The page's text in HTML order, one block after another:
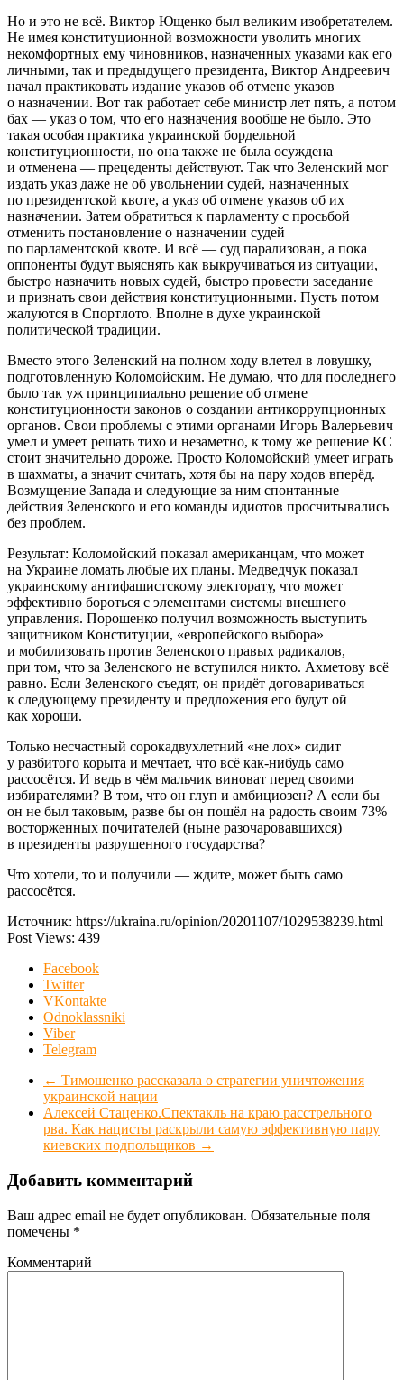
Но и это не всё. Виктор Ющенко был великим изобретателем.
Не имея конституционной возможности уволить многих
некомфортных ему чиновников, назначенных указами как его
личными, так и предыдущего президента, Виктор Андреевич
начал практиковать издание указов об отмене указов
о назначении. Вот так работает себе министр лет пять, а потом
бах — указ о том, что его назначения вообще не было. Это
такая особая практика украинской бордельной
конституционности, но она также не была осуждена
и отменена — прецеденты действуют. Так что Зеленский мог
издать указ даже не об увольнении судей, назначенных
по президентской квоте, а указ об отмене указов об их
назначении. Затем обратиться к парламенту с просьбой
отменить постановление о назначении судей
по парламентской квоте. И всё — суд парализован, а пока
оппоненты будут выяснять как выкручиваться из ситуации,
быстро назначить новых судей, быстро провести заседание
и признать свои действия конституционными. Пусть потом
жалуются в Спортлото. Вполне в духе украинской
политической традиции.
Вместо этого Зеленский на полном ходу влетел в ловушку,
подготовленную Коломойским. Не думаю, что для последнего
было так уж принципиально решение об отмене
конституционности законов о создании антикоррупционных
органов. Свои проблемы с этими органами Игорь Валерьевич
умел и умеет решать тихо и незаметно, к тому же решение КС
стоит значительно дороже. Просто Коломойский умеет играть
в шахматы, а значит считать, хотя бы на пару ходов вперёд.
Возмущение Запада и следующие за ним спонтанные
действия Зеленского и его команды идиотов просчитывались
без проблем.
Результат: Коломойский показал американцам, что может
на Украине ломать любые их планы. Медведчук показал
украинскому антифашистскому электорату, что может
эффективно бороться с элементами системы внешнего
управления. Порошенко получил возможность выступить
защитником Конституции, «европейского выбора»
и мобилизовать против Зеленского правых радикалов,
при том, что за Зеленского не вступился никто. Ахметову всё
равно. Если Зеленского съедят, он придёт договариваться
к следующему президенту и предложения его будут ой
как хороши.
Только несчастный сорокадвухлетний «не лох» сидит
у разбитого корыта и мечтает, что всё как-нибудь само
рассосётся. И ведь в чём мальчик виноват перед своими
избирателями? В том, что он глуп и амбициозен? А если бы
он не был таковым, разве бы он пошёл на радость своим 73%
восторженных почитателей (ныне разочаровавшихся)
в президенты разрушенного государства?
Что хотели, то и получили — ждите, может быть само
рассосётся.
Источник: https://ukraina.ru/opinion/20201107/1029538239.html
Post Views: 439
Facebook
Twitter
VKontakte
Odnoklassniki
Viber
Telegram
← Тимошенко рассказала о стратегии уничтожения
украинской нации
Алексей Стаценко.Спектакль на краю расстрельного
рва. Как нацисты раскрыли самую эффективную пару
киевских подпольщиков →
Добавить комментарий
Ваш адрес email не будет опубликован. Обязательные поля
помечены *
Комментарий